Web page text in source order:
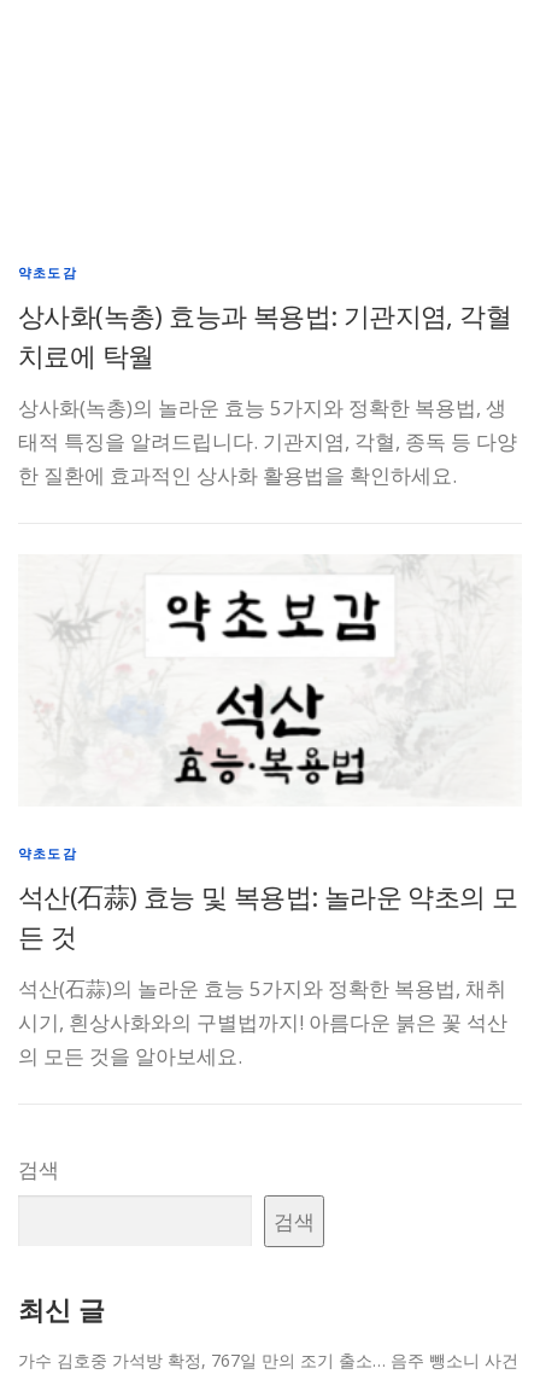
약초도감
상사화(녹총) 효능과 복용법: 기관지염, 각혈
치료에 탁월
상사화(녹총)의 놀라운 효능 5가지와 정확한 복용법, 생
태적 특징을 알려드립니다. 기관지염, 각혈, 종독 등 다양
한 질환에 효과적인 상사화 활용법을 확인하세요.
약초도감
석산(石蒜) 효능 및 복용법: 놀라운 약초의 모
든 것
석산(石蒜)의 놀라운 효능 5가지와 정확한 복용법, 채취
시기, 흰상사화와의 구별법까지! 아름다운 붉은 꽃 석산
의 모든 것을 알아보세요.
검색
검색
최신 글
가수 김호중 가석방 확정, 767일 만의 조기 출소… 음주 뺑소니 사건